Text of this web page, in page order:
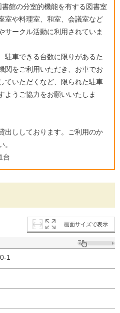
館の分室的機能を有する図書室
室や料理室、和室、会議室など
サークル活動に利用されていま
駐車できる台数に限りがあるた
関をご利用いただき、お車でお
ていただくなど、限られた駐車
ようご協力をお願いいたしま
出ししております。ご利用のか
。
台
画面サイズで表示
1